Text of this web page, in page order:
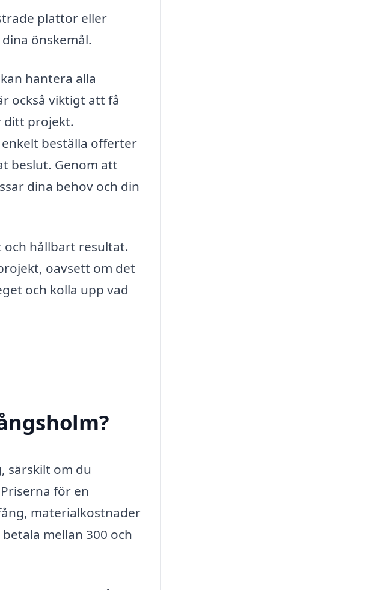
plattor eller
önskemål.
hantera alla
också viktigt att få
ditt projekt.
beställa offerter
beslut. Genom att
dina behov och din
hållbart resultat.
oavsett om det
och kolla upp vad
särskilt om du
för en
materialkostnader
mellan 300 och